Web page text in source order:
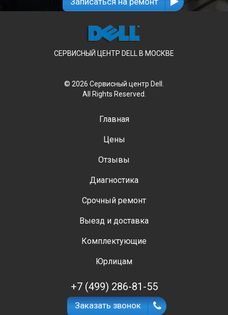
СЕРВИСНЫЙ ЦЕНТР DELL В МОСКВЕ
Главная
Цены
Отзывы
Диагностика
Срочный ремонт
Выезд и доставка
Комплектующие
Юрлицам
+7 (499) 286-81-55
Заказать звонок
Время работы: ежедневно